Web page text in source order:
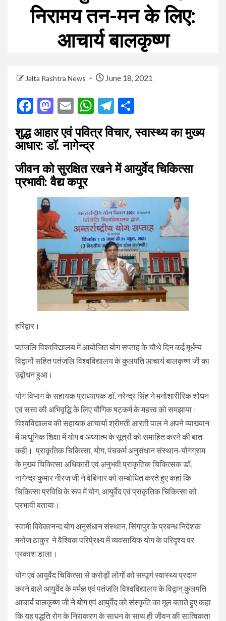
निरामय तन-मन के लिए:
आचार्य बालकृष्ण
Jalta Rashtra News June 18, 2021
Facebook
Mastodon
EmailWhatsApp
Telegram
शुद्ध आहार एवं पवित्र विचार, स्वास्थ्य का मुख्य
आधार: डाॅ. नागेन्द्र
जीवन को सुरक्षित रखने में आयुर्वेद चिकित्सा
प्रभावी: वैद्य कपूर
हरिद्वार।
पतंजलि विश्वविद्यालय में आयोजित योग सप्ताह के चौथे दिन कई मूर्धन्य
विद्वानों सहित पतंजलि विश्वविद्यालय के कुलपति आचार्य बालकृष्ण जी का
उद्बोधन हुआ।
योग विभाग के सहायक प्राध्यापक डाॅ. नरेन्द्र सिंह ने मनोशारीरिक शोधन
एवं सत्त्व की अभिवृद्धि के लिए यौगिक षट्कर्म के महत्त्व को समझाया।
विश्वविद्यालय की सहायक आचार्या श्रीमती आरती पाल ने अपने व्याख्यान
में आधुनिक शिक्षा में योग व अध्यात्म के सूत्रों को समाहित करने की बात
कही। प्राकृतिक चिकित्सा, योग, पंचकर्म अनुसंधान संस्थान-योगग्राम
के मुख्य चिकित्सा अधिकारी एवं अनुभवी प्राकृतिक चिकित्सक डाॅ.
नागेन्द्र कुमार नीरज जी ने वेबिनार को सम्बोधित करते हुए कहां कि
चिकित्सा प्रविधि के रूप में योग, आयुर्वेद एवं प्राकृतिक चिकित्सा को
प्रभावी बताया।
स्वामी विवेकानन्द योग अनुसंधान संस्थान, सिंगापुर के प्रबन्ध निदेशक
मनोज ठाकुर ने वैश्विक परिपे्रक्ष्य में व्यवसायिक योग के परिदृश्य पर
प्रकाश डाला।
योग एवं आयुर्वेद चिकित्सा से करोड़ों लोगों को सम्पूर्ण स्वास्थ्य प्रदान
करने वाले आयुर्वेद के मर्मज्ञ एवं पतंजलि विश्वविद्यालय के विद्वान् कुलपति
आचार्य बालकृष्ण जी ने योग एवं आयुर्वेद को संस्कृति का मूल बताते हुए कहा
कि यह पद्धति रोग के निराकरण के साधन के साथ ही जीवन की सात्विकता